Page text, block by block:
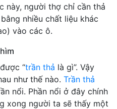
này, người thợ chỉ cần thả
nhiều chất liệu khác
vào các ô.
“trần thả là gì”. Vậy
như thế nào. Trần thả
nổi. Phần nổi ở đây chính
xong người ta sẽ thấy một